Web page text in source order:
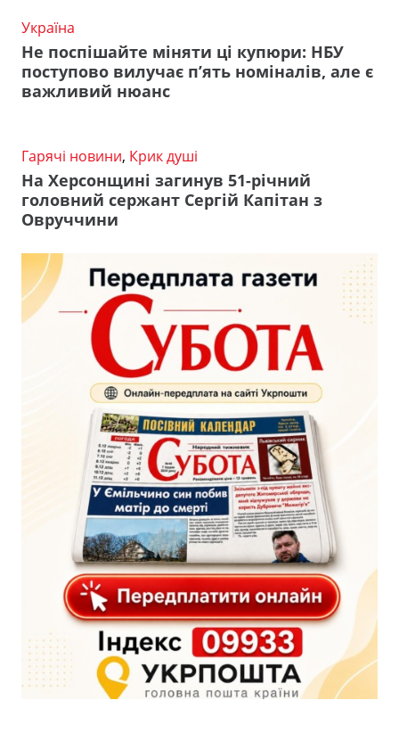
Україна
Не поспішайте міняти ці купюри: НБУ
поступово вилучає п’ять номіналів, але є
важливий нюанс
Гарячі новини, Крик душі
На Херсонщині загинув 51-річний
головний сержант Сергій Капітан з
Овруччини